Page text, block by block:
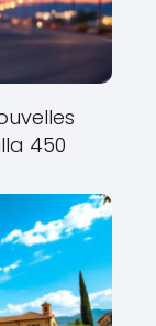
450